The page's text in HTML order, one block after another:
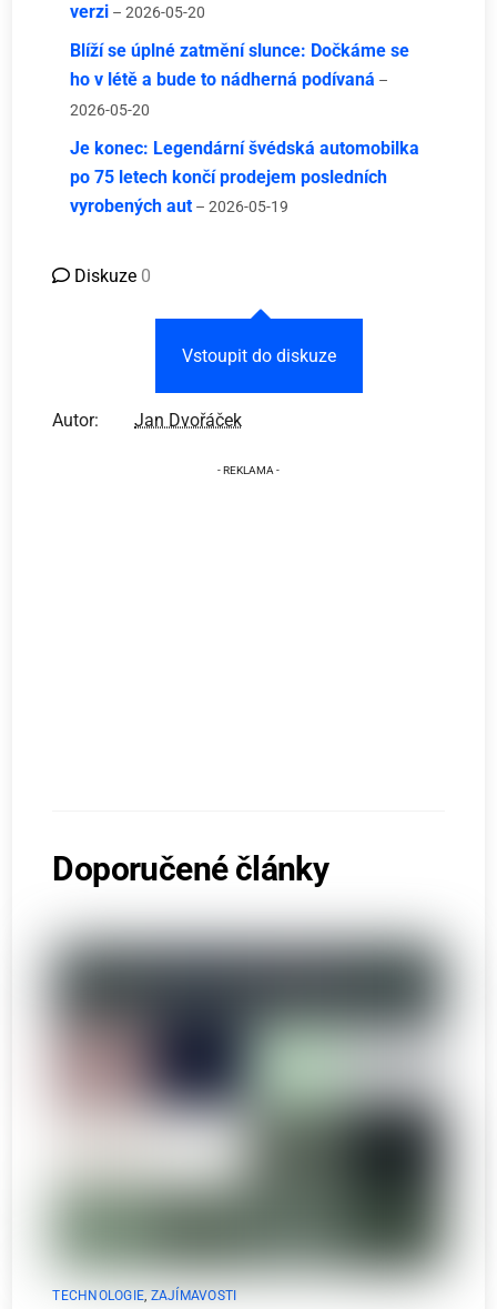
verzi – 2026-05-20
Blíží se úplné zatmění slunce: Dočkáme se
ho v létě a bude to nádherná podívaná –
2026-05-20
Je konec: Legendární švédská automobilka
po 75 letech končí prodejem posledních
vyrobených aut – 2026-05-19
Diskuze 0
Vstoupit do diskuze
Autor: Jan Dvořáček
Doporučené články
TECHNOLOGIE ZAJÍMAVOSTI